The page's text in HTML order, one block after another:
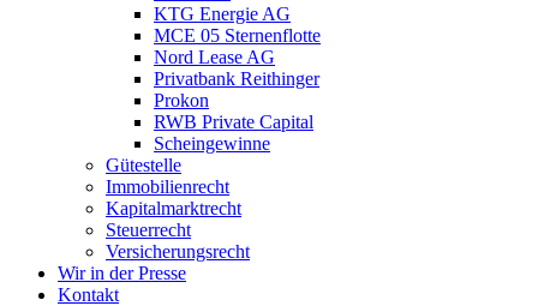
KTG Energie AG
MCE 05 Sternenflotte
Nord Lease AG
Privatbank Reithinger
Prokon
RWB Private Capital
Scheingewinne
Gütestelle
Immobilienrecht
Kapitalmarktrecht
Steuerrecht
Versicherungsrecht
Wir in der Presse
Kontakt